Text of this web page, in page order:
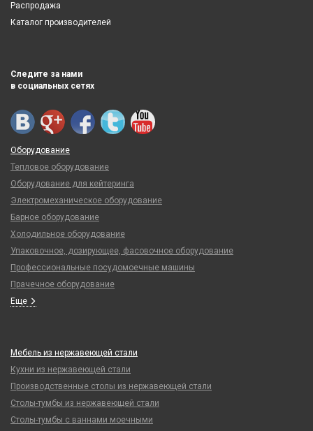
Распродажа
Каталог производителей
Следите за нами
в социальных сетях
Оборудование
Тепловое оборудование
Оборудование для кейтеринга
Электромеханическое оборудование
Барное оборудование
Холодильное оборудование
Упаковочное, дозирующее, фасовочное оборудование
Профессиональные посудомоечные машины
Прачечное оборудование
Еще
Мебель из нержавеющей стали
Кухни из нержавеющей стали
Производственные столы из нержавеющей стали
Столы-тумбы из нержавеющей стали
Столы-тумбы с ваннами моечными